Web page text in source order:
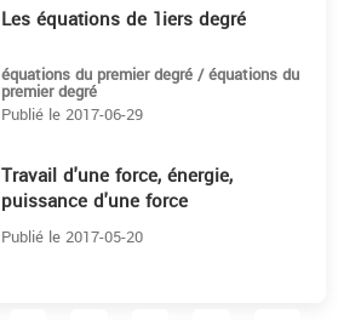
Les équations de 1iers degré
équations du premier degré / équations du
premier degré
Publié le 2017-06-29
Travail d'une force, énergie,
puissance d'une force
Publié le 2017-05-20